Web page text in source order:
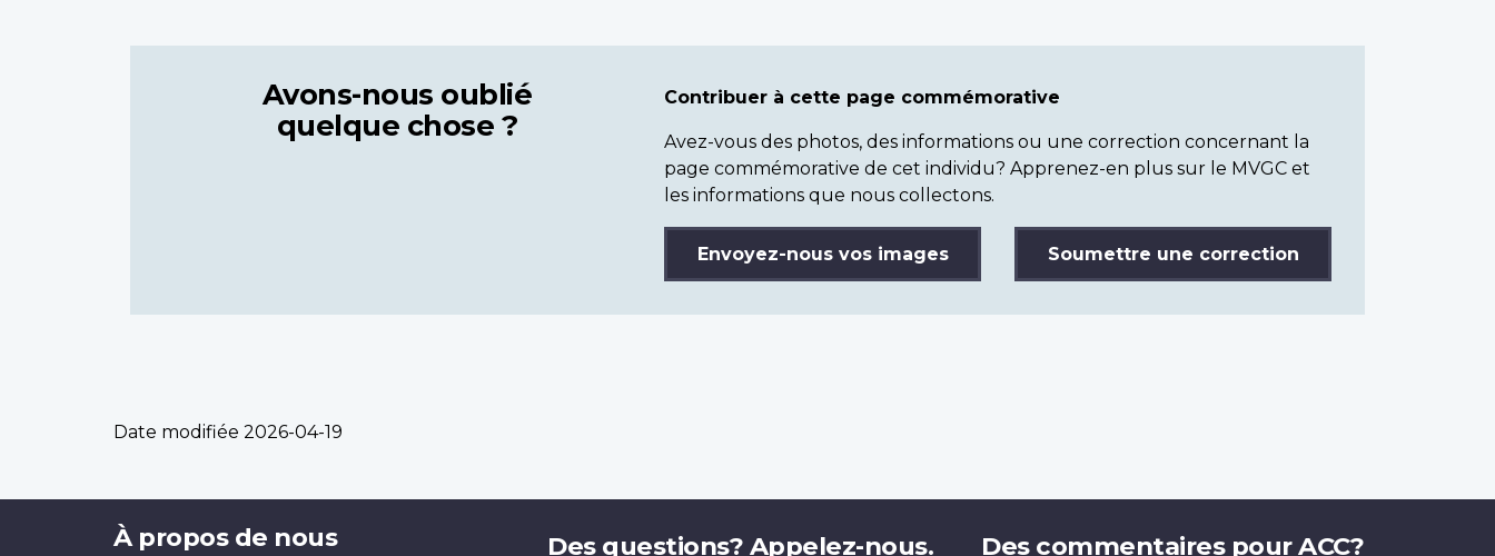
Avons-nous oublié
quelque chose ?
Contribuer à cette page commémorative
Avez-vous des photos, des informations ou une correction concernant la
page commémorative de cet individu? Apprenez-en plus sur le MVGC et
les informations que nous collectons.
Envoyez-nous vos images Soumettre une correction
Date modifiée 2026-04-19
Brand
À propos de nous Des questions? Appelez-nous. Des commentaires pour ACC?